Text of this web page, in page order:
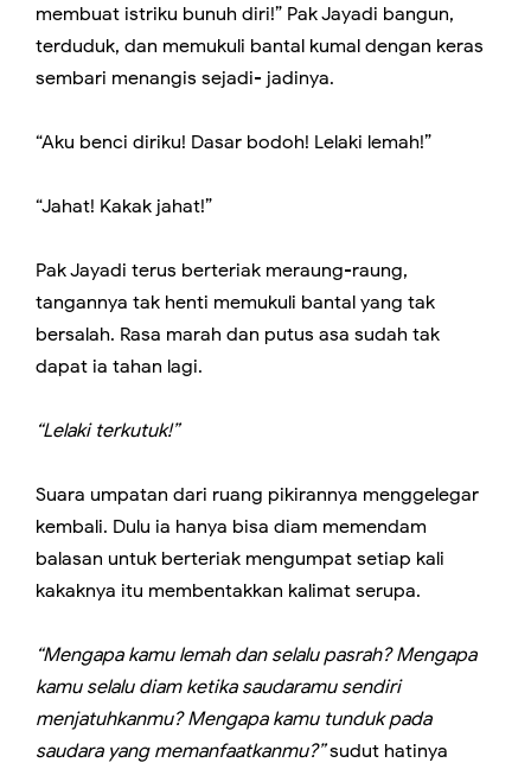
membuat istriku bunuh diri!” Pak Jayadi bangun,
terduduk, dan memukuli bantal kumal dengan keras
sembari menangis sejadi- jadinya.
“Aku benci diriku! Dasar bodoh! Lelaki lemah!”
“Jahat! Kakak jahat!”
Pak Jayadi terus berteriak meraung-raung,
tangannya tak henti memukuli bantal yang tak
bersalah. Rasa marah dan putus asa sudah tak
dapat ia tahan lagi.
“Lelaki terkutuk!”
Suara umpatan dari ruang pikirannya menggelegar
kembali. Dulu ia hanya bisa diam memendam
balasan untuk berteriak mengumpat setiap kali
kakaknya itu membentakkan kalimat serupa.
“Mengapa kamu lemah dan selalu pasrah? Mengapa
kamu selalu diam ketika saudaramu sendiri
menjatuhkanmu? Mengapa kamu tunduk pada
saudara yang memanfaatkanmu?”sudut hatinya